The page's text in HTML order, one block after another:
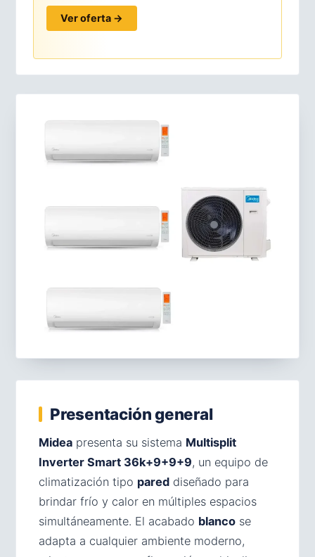
Ver oferta →
Presentación general
Midea presenta su sistema Multisplit
Inverter Smart 36k+9+9+9, un equipo de
climatización tipo pared diseñado para
brindar frío y calor en múltiples espacios
simultáneamente. El acabado blanco se
adapta a cualquier ambiente moderno,